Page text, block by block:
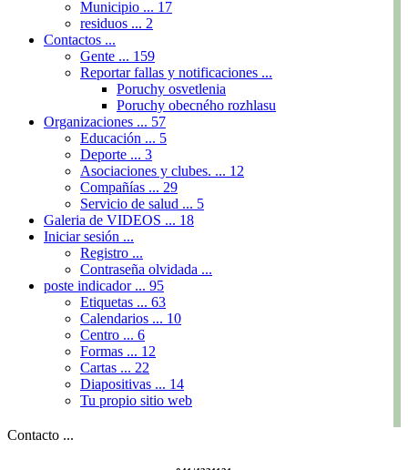
Municipio ... 17
residuos ... 2
Contactos ...
Gente ... 159
Reportar fallas y notificaciones ...
Poruchy osvetlenia
Poruchy obecného rozhlasu
Organizaciones ... 57
Educación ... 5
Deporte ... 3
Asociaciones y clubes. ... 12
Compañías ... 29
Servicio de salud ... 5
Galeria de VIDEOS ... 18
Iniciar sesión ...
Registro ...
Contraseña olvidada ...
poste indicador ... 95
Etiquetas ... 63
Calendarios ... 10
Centro ... 6
Formas ... 12
Cartas ... 22
Diapositivas ... 14
Tu propio sitio web
Contacto ...